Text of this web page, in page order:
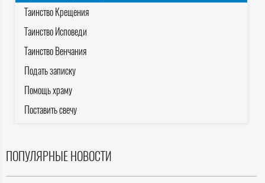
Таинство Крещения
Таинство Исповеди
Таинство Венчания
Подать записку
Помощь храму
Поставить свечу
ПОПУЛЯРНЫЕ НОВОСТИ